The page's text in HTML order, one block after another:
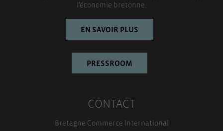
l’économie bretonne.
EN SAVOIR PLUS
PRESSROOM
CONTACT
Bretagne Commerce International